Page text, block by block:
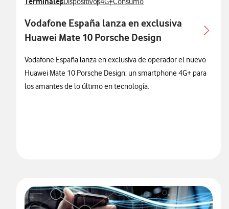
Vodafone España lanza en exclusiva
Huawei Mate 10 Porsche Design
Vodafone España lanza en exclusiva de operador el nuevo
Huawei Mate 10 Porsche Design: un smartphone 4G+ para
los amantes de lo último en tecnología.